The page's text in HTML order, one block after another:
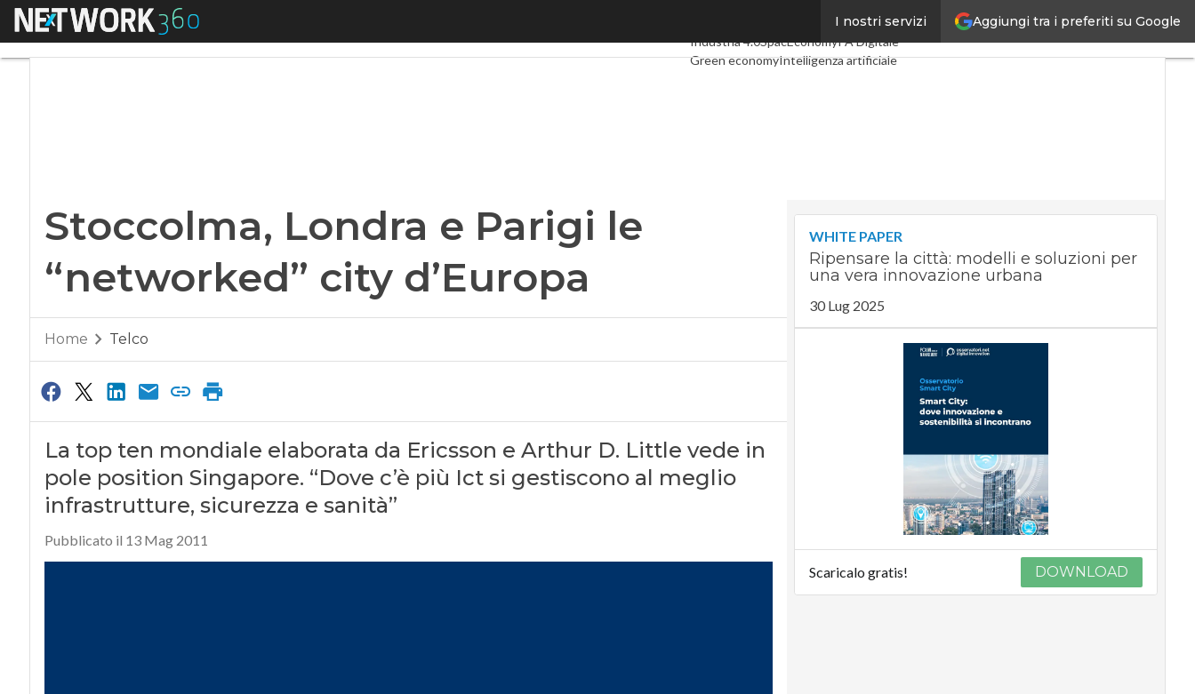
Aggiungi tra i preferiti su Google
I nostri servizi
Menu Digital EconomyTelco
Industria 4.0SpacEconomyPA Digitale
Green economyIntelligenza artificiale
Stoccolma, Londra e Parigi le
“networked” city d’Europa
Home Telco
La top ten mondiale elaborata da Ericsson e Arthur D. Little vede in
pole position Singapore. “Dove c’è più Ict si gestiscono al meglio
infrastrutture, sicurezza e sanità”
Pubblicato il 13 Mag 2011
WHITE PAPER
Ripensare la città: modelli e soluzioni per
una vera innovazione urbana
30 Lug 2025
Scaricalo gratis! DOWNLOAD